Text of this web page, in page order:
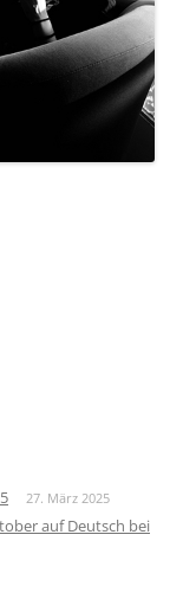
27. März 2025
auf Deutsch bei